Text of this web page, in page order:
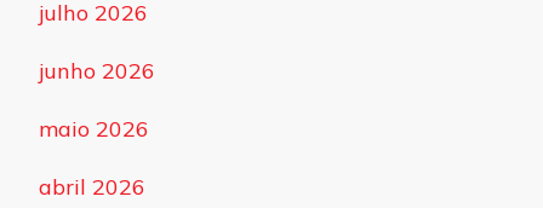
julho 2026
junho 2026
maio 2026
abril 2026